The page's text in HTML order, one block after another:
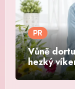
PR
Vůně
hezký